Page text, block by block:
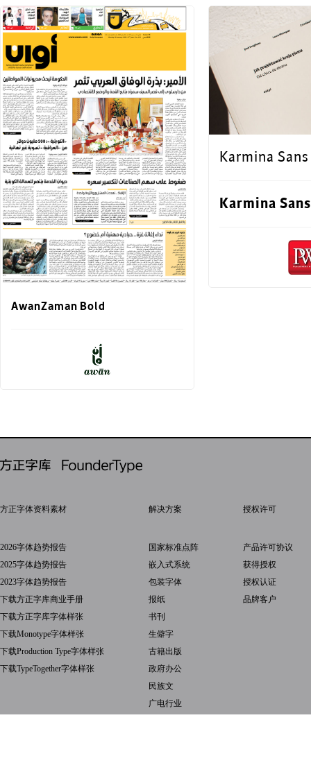
AwanZaman Bold
Karmina
Karmina
方正字体资料素材
2026字体趋势报告
2025字体趋势报告
2023字体趋势报告
下载方正字库商业手册
下载方正字库字体样张
下载Monotype字体样张
下载Production Type字体样张
下载TypeTogether字体样张
解决方案
国家标准点阵
嵌入式系统
包装字体
报纸
书刊
生僻字
古籍出版
政府办公
民族文
广电行业
授权许可
产品许可协议
获得授权
授权认证
品牌客户